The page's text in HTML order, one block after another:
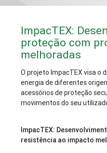
ImpacTEX:
proteção com
melhoradas
O projeto ImpacTEX visa o
energia de diferentes
acessórios de proteção
movimentos do seu
ImpacTEX:
resistência ao impacto